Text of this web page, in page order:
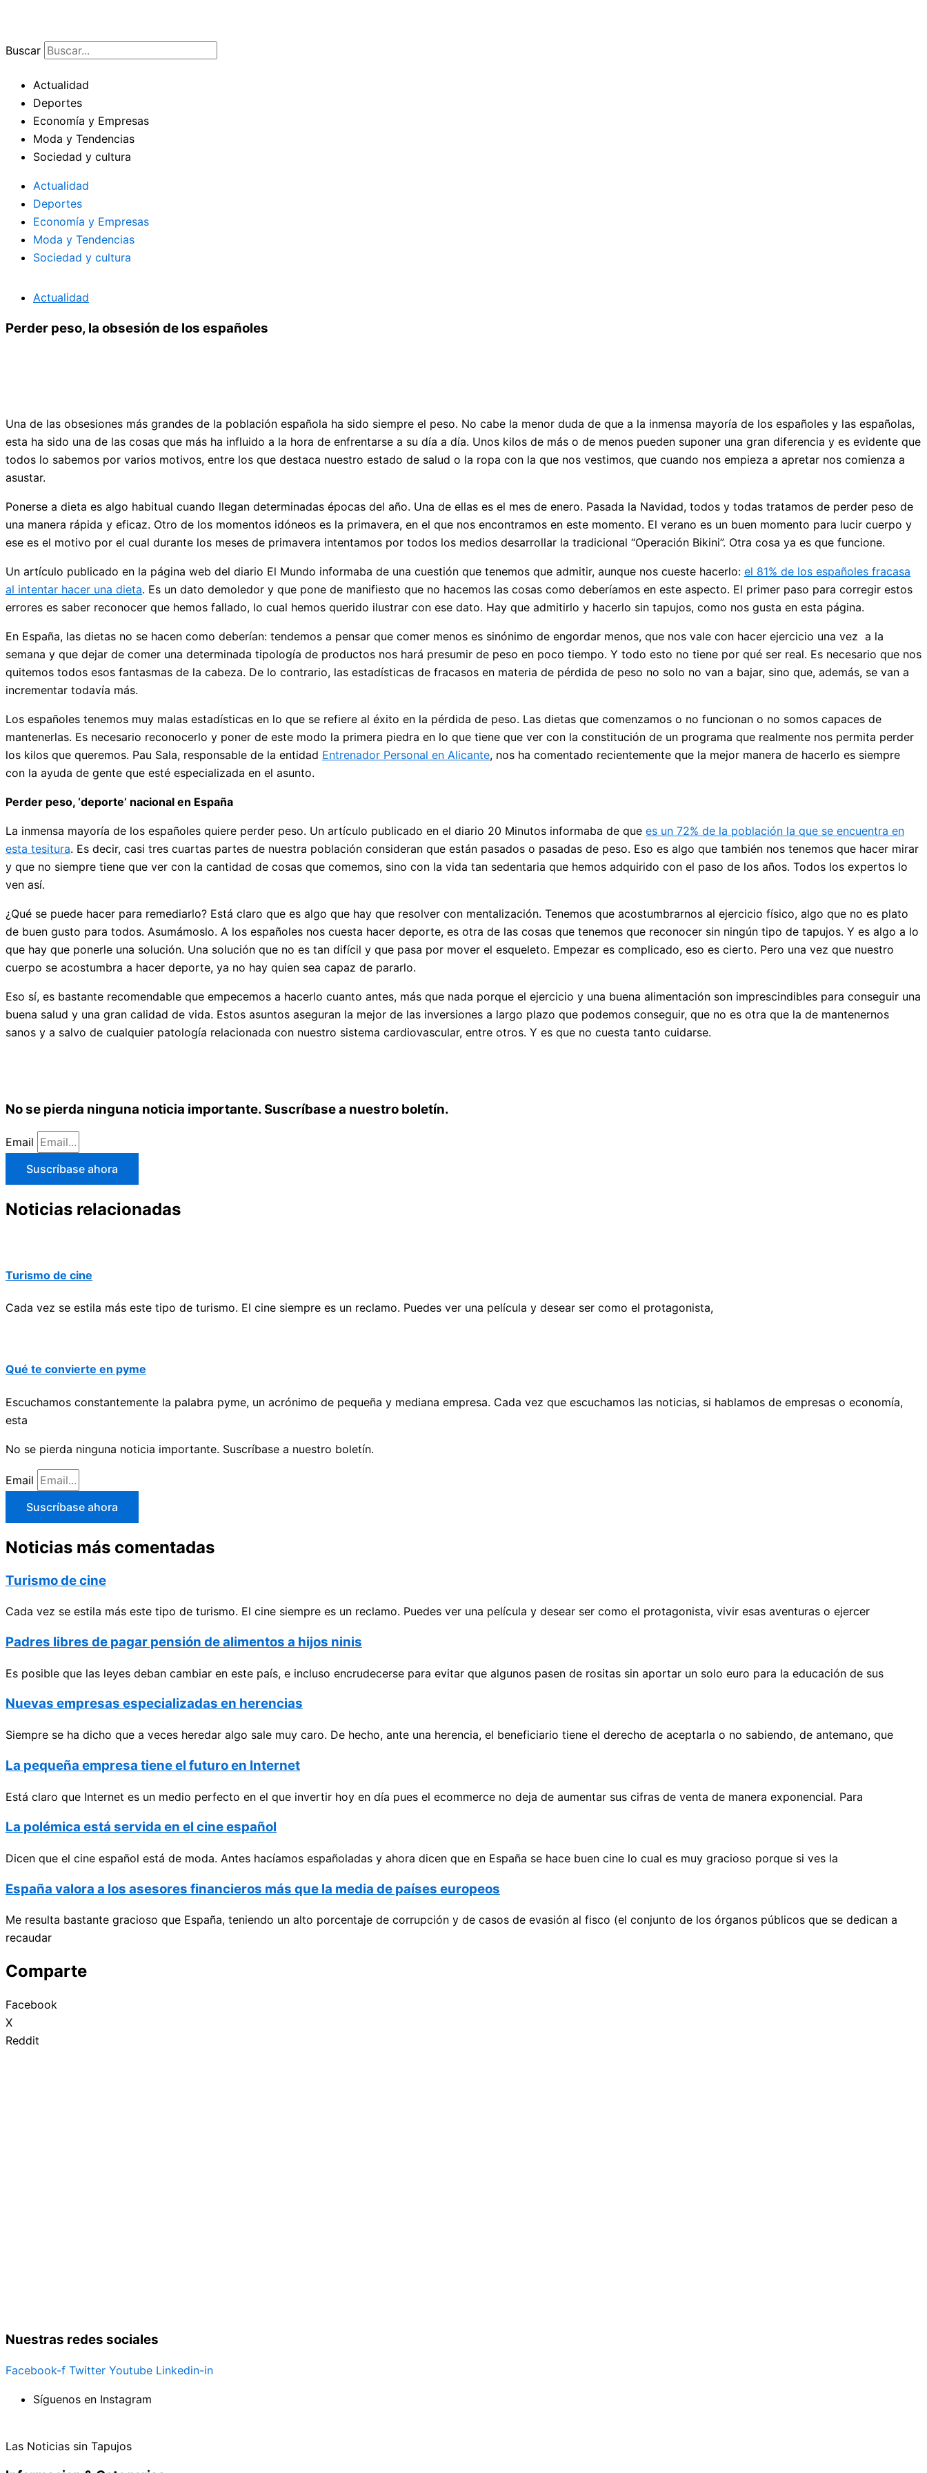
contenido
Buscar
Actualidad
Deportes
Economía y Empresas
Moda y Tendencias
Sociedad y cultura
Actualidad
Deportes
Economía y Empresas
Moda y Tendencias
Sociedad y cultura
Actualidad
Perder peso, la obsesión de los españoles
Una de las obsesiones más grandes de la población española ha sido siempre el peso. No cabe la menor duda de que a la inmensa mayoría de los españoles y las españolas,
esta ha sido una de las cosas que más ha influido a la hora de enfrentarse a su día a día. Unos kilos de más o de menos pueden suponer una gran diferencia y es evidente que
todos lo sabemos por varios motivos, entre los que destaca nuestro estado de salud o la ropa con la que nos vestimos, que cuando nos empieza a apretar nos comienza a
asustar.
Ponerse a dieta es algo habitual cuando llegan determinadas épocas del año. Una de ellas es el mes de enero. Pasada la Navidad, todos y todas tratamos de perder peso de
una manera rápida y eficaz. Otro de los momentos idóneos es la primavera, en el que nos encontramos en este momento. El verano es un buen momento para lucir cuerpo y
ese es el motivo por el cual durante los meses de primavera intentamos por todos los medios desarrollar la tradicional “Operación Bikini”. Otra cosa ya es que funcione.
Un artículo publicado en la página web del diario El Mundo informaba de una cuestión que tenemos que admitir, aunque nos cueste hacerlo: el 81% de los españoles fracasa
al intentar hacer una dieta. Es un dato demoledor y que pone de manifiesto que no hacemos las cosas como deberíamos en este aspecto. El primer paso para corregir estos
errores es saber reconocer que hemos fallado, lo cual hemos querido ilustrar con ese dato. Hay que admitirlo y hacerlo sin tapujos, como nos gusta en esta página.
En España, las dietas no se hacen como deberían: tendemos a pensar que comer menos es sinónimo de engordar menos, que nos vale con hacer ejercicio una vez a la
semana y que dejar de comer una determinada tipología de productos nos hará presumir de peso en poco tiempo. Y todo esto no tiene por qué ser real. Es necesario que nos
quitemos todos esos fantasmas de la cabeza. De lo contrario, las estadísticas de fracasos en materia de pérdida de peso no solo no van a bajar, sino que, además, se van a
incrementar todavía más.
Los españoles tenemos muy malas estadísticas en lo que se refiere al éxito en la pérdida de peso. Las dietas que comenzamos o no funcionan o no somos capaces de
mantenerlas. Es necesario reconocerlo y poner de este modo la primera piedra en lo que tiene que ver con la constitución de un programa que realmente nos permita perder
los kilos que queremos. Pau Sala, responsable de la entidad Entrenador Personal en Alicante, nos ha comentado recientemente que la mejor manera de hacerlo es siempre
con la ayuda de gente que esté especializada en el asunto.
Perder peso, ‘deporte’ nacional en España
La inmensa mayoría de los españoles quiere perder peso. Un artículo publicado en el diario 20 Minutos informaba de que es un 72% de la población la que se encuentra en
esta tesitura. Es decir, casi tres cuartas partes de nuestra población consideran que están pasados o pasadas de peso. Eso es algo que también nos tenemos que hacer mirar
y que no siempre tiene que ver con la cantidad de cosas que comemos, sino con la vida tan sedentaria que hemos adquirido con el paso de los años. Todos los expertos lo
ven así.
¿Qué se puede hacer para remediarlo? Está claro que es algo que hay que resolver con mentalización. Tenemos que acostumbrarnos al ejercicio físico, algo que no es plato
de buen gusto para todos. Asumámoslo. A los españoles nos cuesta hacer deporte, es otra de las cosas que tenemos que reconocer sin ningún tipo de tapujos. Y es algo a lo
que hay que ponerle una solución. Una solución que no es tan difícil y que pasa por mover el esqueleto. Empezar es complicado, eso es cierto. Pero una vez que nuestro
cuerpo se acostumbra a hacer deporte, ya no hay quien sea capaz de pararlo.
Eso sí, es bastante recomendable que empecemos a hacerlo cuanto antes, más que nada porque el ejercicio y una buena alimentación son imprescindibles para conseguir una
buena salud y una gran calidad de vida. Estos asuntos aseguran la mejor de las inversiones a largo plazo que podemos conseguir, que no es otra que la de mantenernos
sanos y a salvo de cualquier patología relacionada con nuestro sistema cardiovascular, entre otros. Y es que no cuesta tanto cuidarse.
No se pierda ninguna noticia importante. Suscríbase a nuestro boletín.
Email
Suscríbase ahora
Noticias relacionadas
Turismo de cine
Cada vez se estila más este tipo de turismo. El cine siempre es un reclamo. Puedes ver una película y desear ser como el protagonista,
Qué te convierte en pyme
Escuchamos constantemente la palabra pyme, un acrónimo de pequeña y mediana empresa. Cada vez que escuchamos las noticias, si hablamos de empresas o economía,
esta
No se pierda ninguna noticia importante. Suscríbase a nuestro boletín.
Email
Suscríbase ahora
Noticias más comentadas
Turismo de cine
Cada vez se estila más este tipo de turismo. El cine siempre es un reclamo. Puedes ver una película y desear ser como el protagonista, vivir esas aventuras o ejercer
Padres libres de pagar pensión de alimentos a hijos ninis
Es posible que las leyes deban cambiar en este país, e incluso encrudecerse para evitar que algunos pasen de rositas sin aportar un solo euro para la educación de sus
Nuevas empresas especializadas en herencias
Siempre se ha dicho que a veces heredar algo sale muy caro. De hecho, ante una herencia, el beneficiario tiene el derecho de aceptarla o no sabiendo, de antemano, que
La pequeña empresa tiene el futuro en Internet
Está claro que Internet es un medio perfecto en el que invertir hoy en día pues el ecommerce no deja de aumentar sus cifras de venta de manera exponencial. Para
La polémica está servida en el cine español
Dicen que el cine español está de moda. Antes hacíamos españoladas y ahora dicen que en España se hace buen cine lo cual es muy gracioso porque si ves la
España valora a los asesores financieros más que la media de países europeos
Me resulta bastante gracioso que España, teniendo un alto porcentaje de corrupción y de casos de evasión al fisco (el conjunto de los órganos públicos que se dedican a
recaudar
Comparte
Facebook
X
Reddit
Nuestras redes sociales
Facebook-f Twitter Youtube Linkedin-in
Síguenos en Instagram
Las Noticias sin Tapujos